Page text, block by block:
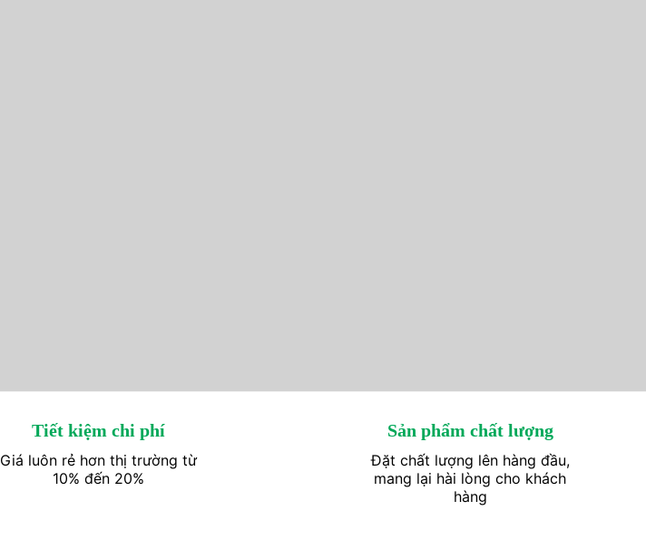
Tiết kiệm chi phí
Giá luôn rẻ hơn thị trường từ
10% đến 20%
Sản phẩm chất lượng
Đặt chất lượng lên hàng đầu,
mang lại hài lòng cho khách
hàng